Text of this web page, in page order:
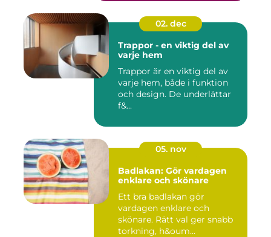
02. dec
Trappor - en viktig del av
varje hem
Trappor är en viktig del av
varje hem, både i funktion
och design. De underlättar
f&...
05. nov
Badlakan: Gör vardagen
enklare och skönare
Ett bra badlakan gör
vardagen enklare och
skönare. Rätt val ger snabb
torkning, h&oum...